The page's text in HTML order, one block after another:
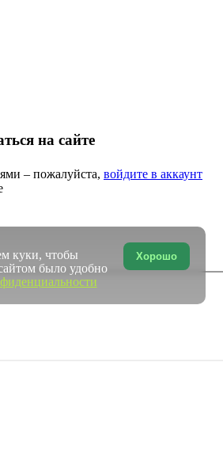
на сайте
– пожалуйста, войдите в аккаунт
Хорошо
куки, чтобы
было удобно